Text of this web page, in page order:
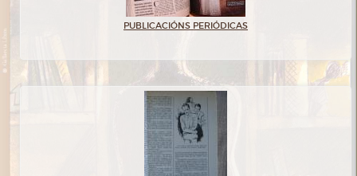
PUBLICACIÓNS PERIÓDICAS